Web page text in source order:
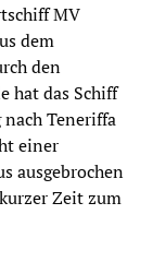
MV
dem
den
hat das Schiff
nach Teneriffa
einer
ausgebrochen
Zeit zum